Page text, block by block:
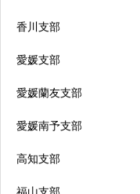
香川支部
愛媛支部
愛媛蘭友支部
愛媛南予支部
高知支部